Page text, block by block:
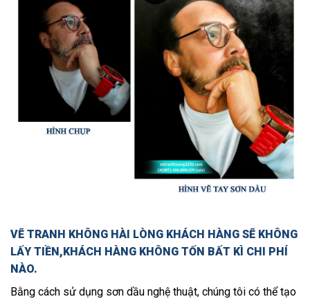
VẼ TRANH KHÔNG HÀI LÒNG KHÁCH HÀNG SẼ KHÔNG
LẤY TIỀN,KHÁCH HÀNG KHÔNG TỐN BẤT KÌ CHI PHÍ
NÀO.
Bằng cách sử dụng sơn dầu nghệ thuật, chúng tôi có thể tạo